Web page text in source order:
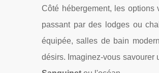
Côté hébergement, les
passant par des lodges ou
équipée, salles de bain
désirs. Imaginez-vous savourer